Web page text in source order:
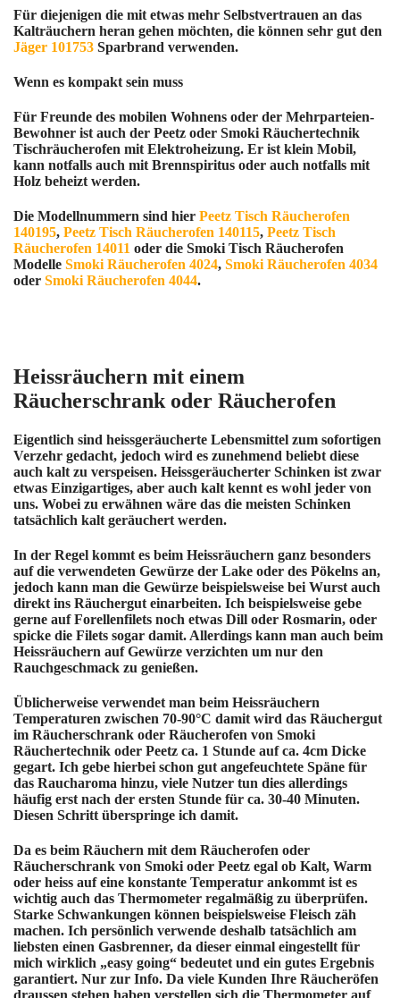
Für diejenigen die mit etwas mehr Selbstvertrauen an das
Kalträuchern heran gehen möchten, die können sehr gut den
Jäger 101753 Sparbrand verwenden.
Wenn es kompakt sein muss
Für Freunde des mobilen Wohnens oder der Mehrparteien-
Bewohner ist auch der Peetz oder Smoki Räuchertechnik
Tischräucherofen mit Elektroheizung. Er ist klein Mobil,
kann notfalls auch mit Brennspiritus oder auch notfalls mit
Holz beheizt werden.
Die Modellnummern sind hier Peetz Tisch Räucherofen
140195, Peetz Tisch Räucherofen 140115, Peetz Tisch
Räucherofen 14011 oder die Smoki Tisch Räucherofen
Modelle Smoki Räucherofen 4024, Smoki Räucherofen 4034
oder Smoki Räucherofen 4044.
Heissräuchern mit einem
Räucherschrank oder Räucherofen
Eigentlich sind heissgeräucherte Lebensmittel zum sofortigen
Verzehr gedacht, jedoch wird es zunehmend beliebt diese
auch kalt zu verspeisen. Heissgeräucherter Schinken ist zwar
etwas Einzigartiges, aber auch kalt kennt es wohl jeder von
uns. Wobei zu erwähnen wäre das die meisten Schinken
tatsächlich kalt geräuchert werden.
In der Regel kommt es beim Heissräuchern ganz besonders
auf die verwendeten Gewürze der Lake oder des Pökelns an,
jedoch kann man die Gewürze beispielsweise bei Wurst auch
direkt ins Räuchergut einarbeiten. Ich beispielsweise gebe
gerne auf Forellenfilets noch etwas Dill oder Rosmarin, oder
spicke die Filets sogar damit. Allerdings kann man auch beim
Heissräuchern auf Gewürze verzichten um nur den
Rauchgeschmack zu genießen.
Üblicherweise verwendet man beim Heissräuchern
Temperaturen zwischen 70-90°C damit wird das Räuchergut
im Räucherschrank oder Räucherofen von Smoki
Räuchertechnik oder Peetz ca. 1 Stunde auf ca. 4cm Dicke
gegart. Ich gebe hierbei schon gut angefeuchtete Späne für
das Raucharoma hinzu, viele Nutzer tun dies allerdings
häufig erst nach der ersten Stunde für ca. 30-40 Minuten.
Diesen Schritt überspringe ich damit.
Da es beim Räuchern mit dem Räucherofen oder
Räucherschrank von Smoki oder Peetz egal ob Kalt, Warm
oder heiss auf eine konstante Temperatur ankommt ist es
wichtig auch das Thermometer regalmäßig zu überprüfen.
Starke Schwankungen können beispielsweise Fleisch zäh
machen. Ich persönlich verwende deshalb tatsächlich am
liebsten einen Gasbrenner, da dieser einmal eingestellt für
mich wirklich „easy going“ bedeutet und ein gutes Ergebnis
garantiert. Nur zur Info. Da viele Kunden Ihre Räucheröfen
draussen stehen haben verstellen sich die Thermometer auf